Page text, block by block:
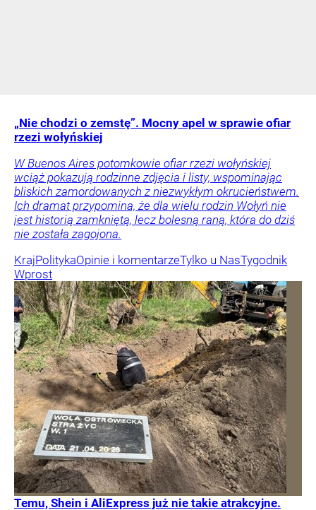
„Nie chodzi o zemstę”. Mocny apel w sprawie ofiar
rzezi wołyńskiej
W Buenos Aires potomkowie ofiar rzezi wołyńskiej
wciąż pokazują rodzinne zdjęcia i listy, wspominając
bliskich zamordowanych z niezwykłym okrucieństwem.
Ich dramat przypomina, że dla wielu rodzin Wołyń nie
jest historią zamkniętą, lecz bolesną raną, która do dziś
nie została zagojona.
KrajPolitykaOpinie i komentarzeTylko u NasTygodnik
Wprost
Temu, Shein i AliExpress już nie takie atrakcyjne.